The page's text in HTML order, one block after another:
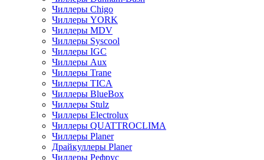
Чиллеры Chigo
Чиллеры YORK
Чиллеры MDV
Чиллеры Syscool
Чиллеры IGC
Чиллеры Aux
Чиллеры Trane
Чиллеры TICA
Чиллеры BlueBox
Чиллеры Stulz
Чиллеры Electrolux
Чиллеры QUATTROCLIMA
Чиллеры Planer
Драйкуллеры Planer
Чиллеры Рефрус